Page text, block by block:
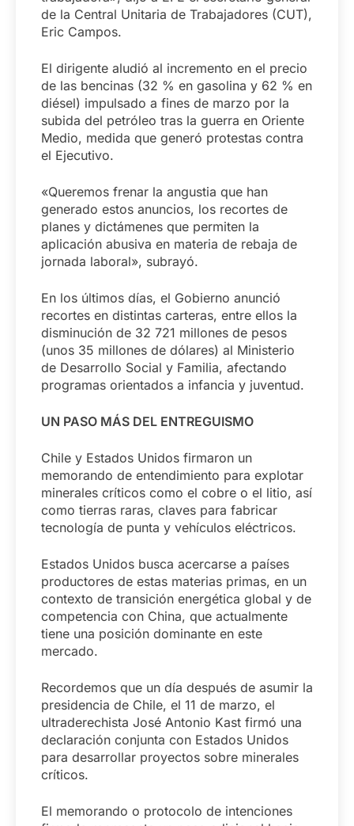
de la Central Unitaria de Trabajadores (CUT),
Eric Campos.
El dirigente aludió al incremento en el precio
de las bencinas (32 % en gasolina y 62 % en
diésel) impulsado a fines de marzo por la
subida del petróleo tras la guerra en Oriente
Medio, medida que generó protestas contra
el Ejecutivo.
«Queremos frenar la angustia que han
generado estos anuncios, los recortes de
planes y dictámenes que permiten la
aplicación abusiva en materia de rebaja de
jornada laboral», subrayó.
En los últimos días, el Gobierno anunció
recortes en distintas carteras, entre ellos la
disminución de 32 721 millones de pesos
(unos 35 millones de dólares) al Ministerio
de Desarrollo Social y Familia, afectando
programas orientados a infancia y juventud.
UN PASO MÁS DEL ENTREGUISMO
Chile y Estados Unidos firmaron un
memorando de entendimiento para explotar
minerales críticos como el cobre o el litio, así
como tierras raras, claves para fabricar
tecnología de punta y vehículos eléctricos.
Estados Unidos busca acercarse a países
productores de estas materias primas, en un
contexto de transición energética global y de
competencia con China, que actualmente
tiene una posición dominante en este
mercado.
Recordemos que un día después de asumir la
presidencia de Chile, el 11 de marzo, el
ultraderechista José Antonio Kast firmó una
declaración conjunta con Estados Unidos
para desarrollar proyectos sobre minerales
críticos.
El memorando o protocolo de intenciones